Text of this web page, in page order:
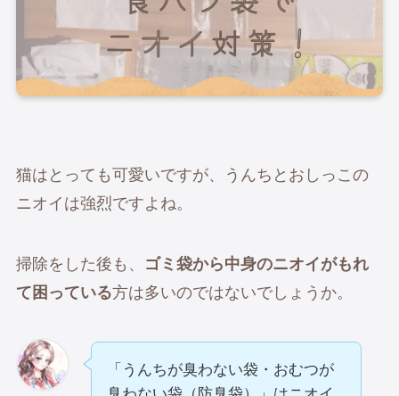
猫はとっても可愛いですが、うんちとおしっこの
ニオイは強烈ですよね。
掃除をした後も、
ゴミ袋から中身のニオイがもれ
て困っている方は多いのではないでしょうか。
「うんちが臭わない袋・おむつが